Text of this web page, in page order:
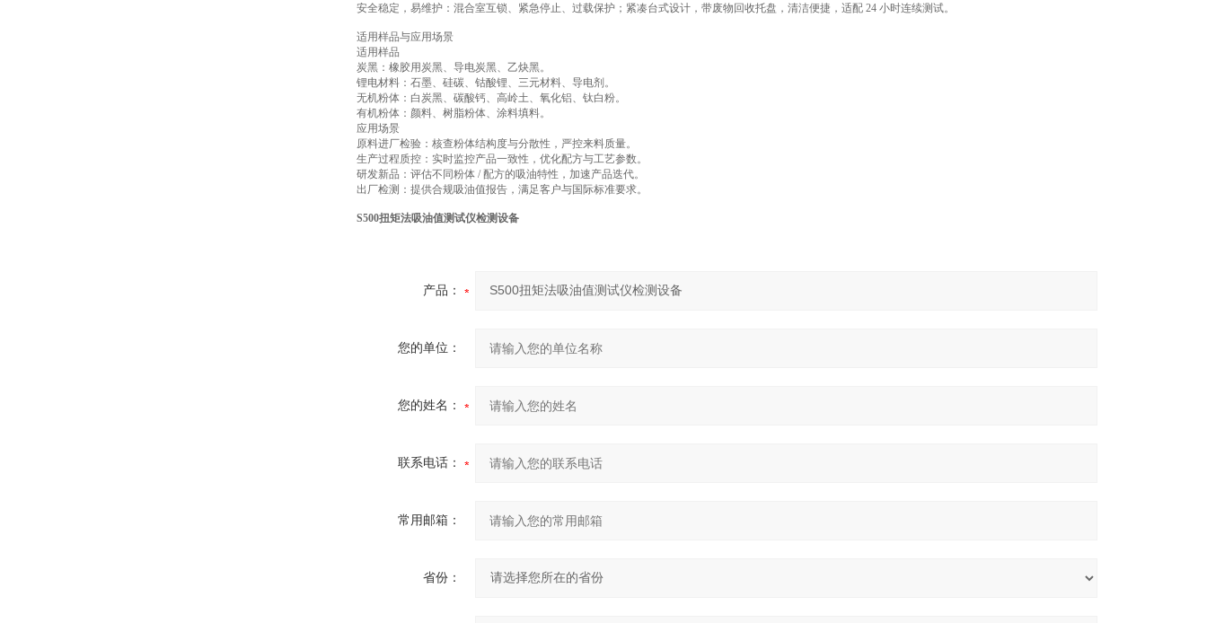
安全稳定，易维护：混合室互锁、紧急停止、过载保护；紧凑台式设计，带废物回收托盘，清洁便捷，适配 24 小时连续测试。
适用样品与应用场景
适用样品
炭黑：橡胶用炭黑、导电炭黑、乙炔黑。
锂电材料：石墨、硅碳、钴酸锂、三元材料、导电剂。
无机粉体：白炭黑、碳酸钙、高岭土、氧化铝、钛白粉。
有机粉体：颜料、树脂粉体、涂料填料。
应用场景
原料进厂检验：核查粉体结构度与分散性，严控来料质量。
生产过程质控：实时监控产品一致性，优化配方与工艺参数。
研发新品：评估不同粉体 / 配方的吸油特性，加速产品迭代。
出厂检测：提供合规吸油值报告，满足客户与国际标准要求。
S500扭矩法吸油值测试仪检测设备
产品：
您的单位：
您的姓名：
联系电话：
常用邮箱：
省份：